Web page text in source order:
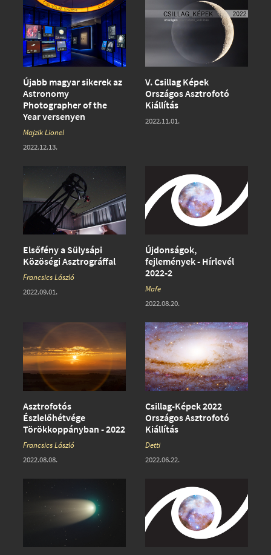
Újabb magyar sikerek az
Astronomy
Photographer of the
Year versenyen
Majzik Lionel
2022.12.13.
V. Csillag Képek
Országos Asztrofotó
Kiállítás
2022.11.01.
Elsőfény a Sülysápi
Közöségi Asztrográffal
Francsics László
2022.09.01.
Újdonságok,
fejlemények - Hírlevél
2022-2
Mafe
2022.08.20.
Asztrofotós
Észlelőhétvége
Törökkoppányban - 2022
Francsics László
2022.08.08.
Csillag-Képek 2022
Országos Asztrofotó
Kiállítás
Detti
2022.06.22.